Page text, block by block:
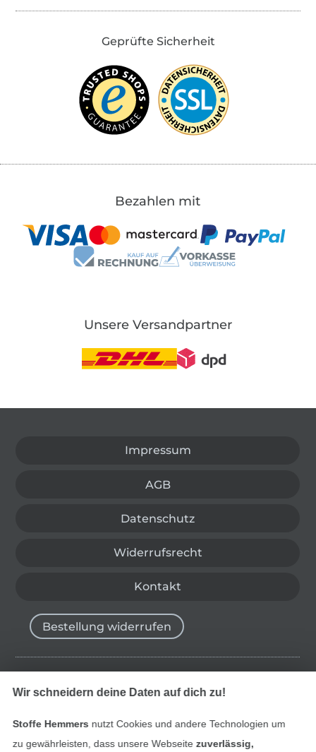
Geprüfte Sicherheit
Bezahlen mit
Unsere Versandpartner
Impressum
AGB
Datenschutz
Widerrufsrecht
Kontakt
Bestellung widerrufen
Finde mehr Inspiration
Wir schneidern deine Daten auf dich zu!
Stoffe Hemmers nutzt Cookies und andere Technologien um
zu gewährleisten, dass unsere Webseite zuverlässig,